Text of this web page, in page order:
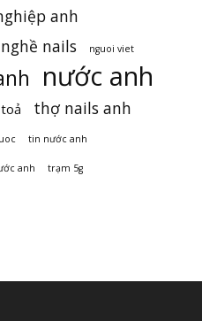
anh
nghề nails nguoi viet
nước anh
thợ nails anh
tin nước anh
anh trạm 5g